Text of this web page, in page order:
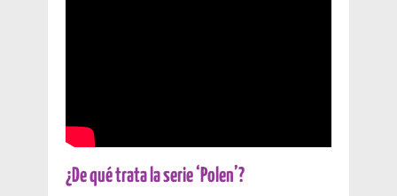
¿De qué trata la serie ‘Polen’?